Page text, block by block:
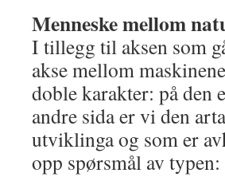
Menneske mellom
I tillegg til aksen som
akse mellom
doble karakter: på den
andre sida er vi den
utviklinga og som er
opp spørsmål av